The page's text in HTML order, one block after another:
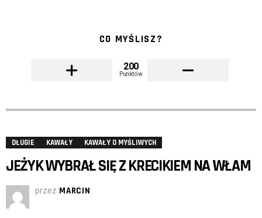
CO MYŚLISZ?
200
Punktów
DŁUGIE KAWAŁY KAWAŁY O MYŚLIWYCH
JEŻYK WYBRAŁ SIĘ Z KRECIKIEM NA WŁAM
przez MARCIN